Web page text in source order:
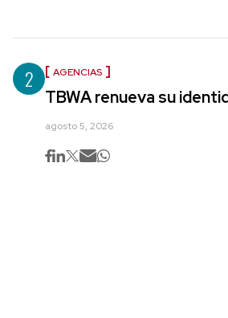
2 AGENCIAS
TBWA renueva su
agosto 5, 2026